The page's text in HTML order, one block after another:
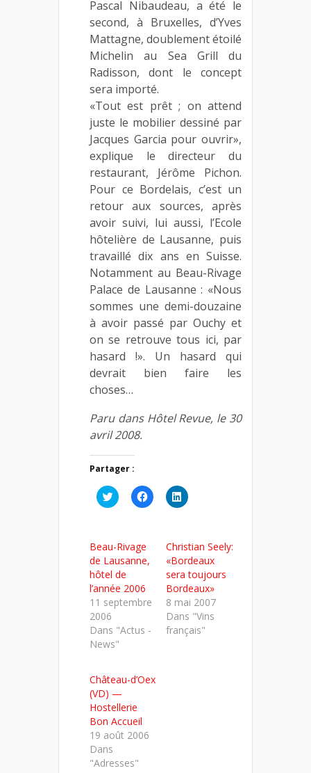
Pascal Nibaudeau, a été le
second, à Bruxelles, d’Yves
Mattagne, doublement étoilé
Michelin au Sea Grill du
Radisson, dont le concept
sera importé.
«Tout est prêt ; on attend
juste le mobilier dessiné par
Jacques Garcia pour ouvrir»,
explique le directeur du
restaurant, Jérôme Pichon.
Pour ce Bordelais, c’est un
retour aux sources, après
avoir suivi, lui aussi, l’Ecole
hôtelière de Lausanne, puis
travaillé dix ans en Suisse.
Notamment au Beau-Rivage
Palace de Lausanne : «Nous
sommes une demi-douzaine
à avoir passé par Ouchy et
on se retrouve tous ici, par
hasard !». Un hasard qui
devrait bien faire les
choses…
Paru dans Hôtel Revue, le 30
avril 2008.
Partager :
Cliquez
pour
une
nouvelle
fenêtre)
Cliquez
pour
nouvelle
fenêtre)
Cliquez
pour
une
nouvelle
fenêtre)
Beau-Rivage
de Lausanne,
hôtel de
l’année 2006
11 septembre
2006
Dans "Actus -
News"
Christian Seely:
«Bordeaux
sera toujours
Bordeaux»
8 mai 2007
Dans "Vins
français"
Château-d’Oex
(VD) —
Hostellerie
Bon Accueil
19 août 2006
Dans
"Adresses"